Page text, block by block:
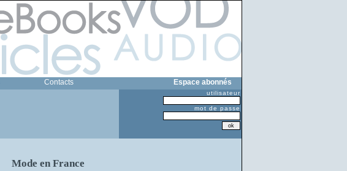
Contacts Espace abonnés
utilisateur
mot de passe
Mode en France